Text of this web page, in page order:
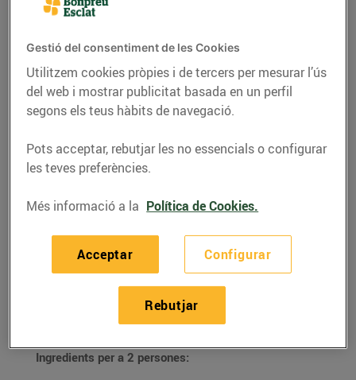
Calzone de patata i
gorgonzola amb nous
Ingredients per a 2 persones:
Gestió del consentiment de les Cookies
Utilitzem cookies pròpies i de tercers per mesurar l’ús
del web i mostrar publicitat basada en un perfil
segons els teus hàbits de navegació.
Pots acceptar, rebutjar les no essencials o configurar
les teves preferències.
Més informació a la Política de Cookies.
Configurar
Rebutjar
Acceptar